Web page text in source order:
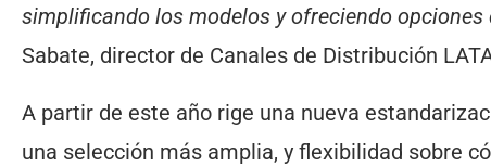
simplificando los modelos y ofreciendo
Sabate, director de Canales de Distribución
A partir de este año rige una nueva
una selección más amplia, y flexibilidad sobre